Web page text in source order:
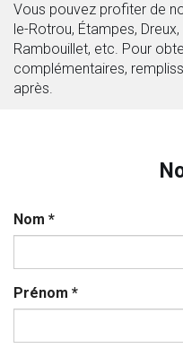
Vous pouvez profiter de
le-Rotrou, Étampes,
Rambouillet, etc. Pour
complémentaires,
après.
Nom *
Prénom *